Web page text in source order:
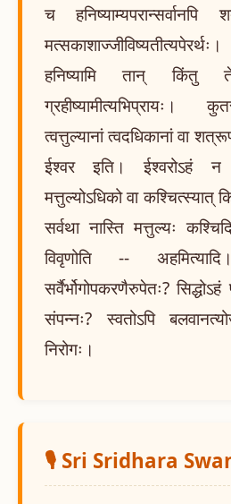
च
हनिष्यामि तान् किंतु
ग्रहीष्यामीत्यभिप्रायः।
त्वत्तुल्यानां त्वदधिकानां वा
ईश्वर इति। ईश्वरोऽहं
मत्तुल्योऽधिको वा कश्चित्स्यात्
सर्वथा नास्ति मत्तुल्यः
विवृणोति --
सर्वैर्भोगोपकरणैरुपेतः?
संपन्नः? स्वतोऽपि
निरोगः।
🎙️ Sri Sridhara